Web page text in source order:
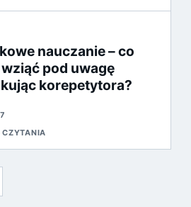
nauczanie – co
pod uwagę
korepetytora?
CZYTANIA